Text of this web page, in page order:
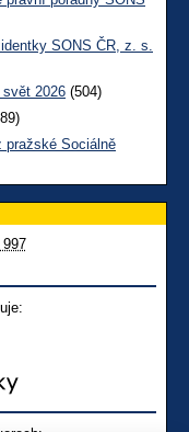
SONS ČR, z. s.
2026 (504)
pražské Sociálně